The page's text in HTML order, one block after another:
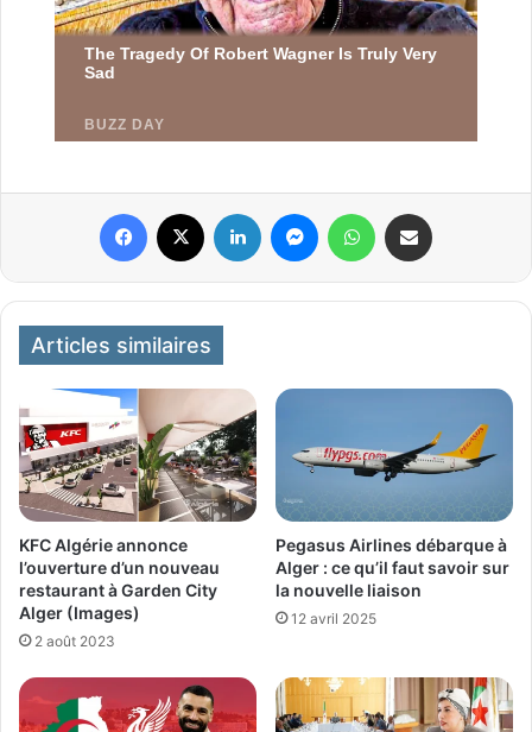
Articles similaires
KFC Algérie annonce
l’ouverture d’un nouveau
restaurant à Garden City
Alger (Images)
2 août 2023
Pegasus Airlines débarque à
Alger : ce qu’il faut savoir sur
la nouvelle liaison
12 avril 2025